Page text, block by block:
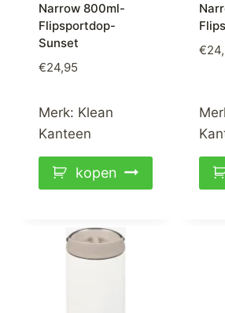
Narrow 800ml-
Flipsportdop-
Sunset
€24,95
Merk: Klean
Kanteen
kopen
€